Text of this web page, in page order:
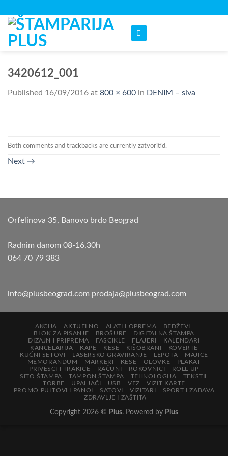
content
3420612_001
Published 16/09/2016 at 800 × 600 in DENIM – siva
Both comments and trackbacks are currently zatvoritid.
Next →
Orfelinova 35, Banovo brdo Beograd
Radnim danom 08-16,30h
064 70 79 383
info@plusbeograd.com prodaja@plusbeograd.com
AKCIJA AKTUELNO ALATI I OPREMA
BEDŽEVI
BLOK ZA PISANJE
BROŠURE
DIGITALNA ŠTAMPA
DIZAJN I PRIPREMA
FASCIKLE FLAJERI
KALENDARI
KANCELARIJA
KAPE KESE KIŠOBRANI
KOVERTE
KUĆNI SETOVI
LASERSKO GRAVIRANJE LEPOTA
MAJICE
MEMORANDUM
MARKERI KESE OLOVKE
PLAKAT
PRIVESCI I TRAKICE
RAČUNI ROKOVNICI
ROLL-UP
SITO ŠTAMPA
TAMPON ŠTAMPA TEHNOLOGIJA
TEKSTIL
TORBE
UPALJAČI USB VEZ
VIZIT KARTE
PROMO PULTOVI I PANOI
SATOVI VIZITARI
SPORT I ZABAVA
ZDRAVLJE I ZAŠTITA
Copyright 2026 © Plus. Powered by Plus